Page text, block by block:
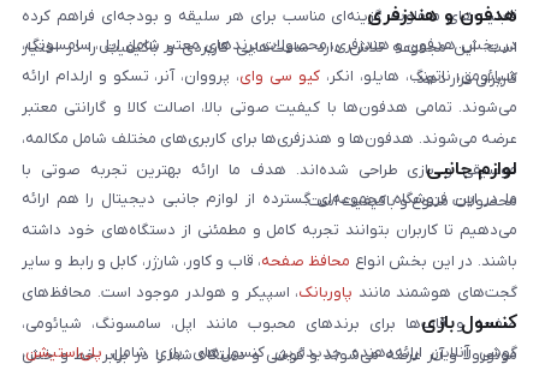
قابلیت‌های متفاوت، گزینه‌ای مناسب برای هر سلیقه و بودجه‌ای فراهم کرده
است. این مجموعه تلاش دارد ساعت‌هایی کاربردی و باکیفیت را در اختیار
کاربران قرار دهد.
هدفون و هندزفری
در بخش هدفون و هندزفری، محصولات برندهای معتبر شامل اپل، سامسونگ،
شیائومی، ناتینگ، هایلو، انکر، کیو سی وای، پرووان، آنر، تسکو و ارلدام ارائه
می‌شوند. تمامی هدفون‌ها با کیفیت صوتی بالا، اصالت کالا و گارانتی معتبر
عرضه می‌شوند. هدفون‌ها و هندزفری‌ها برای کاربری‌های مختلف شامل مکالمه،
موسیقی و بازی طراحی شده‌اند. هدف ما ارائه بهترین تجربه صوتی با
محصولات متنوع و باکیفیت است.
لوازم جانبی
ما در این فروشگاه مجموعه‌ای گسترده از لوازم جانبی دیجیتال را هم ارائه
می‌دهیم تا کاربران بتوانند تجربه کامل و مطمئنی از دستگاه‌های خود داشته
باشند. در این بخش انواع محافظ صفحه، قاب و کاور، شارژر، کابل و رابط و سایر
گجت‌های هوشمند مانند پاوربانک، اسپیکر و هولدر موجود است. محافظ‌های
صفحه و قاب‌ها برای برندهای محبوب مانند اپل، سامسونگ، شیائومی،
موتورولا و آنر عرضه می‌شوند و گوشی و دستگاه شما را در برابر خط و خش
کنسول بازی
گوشی آنلاین ارائه‌دهنده جدیدترین کنسول‌های بازی شامل پلی‌استیشن،